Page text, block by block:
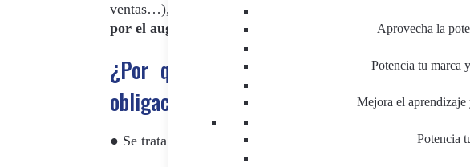
Aprovecha la
Potencia tu marca
Mejora el aprendizaje
Potencia
ventas…),
los laboratorios ven lo digital como una
por el auge imparable de la digitalización.
¿Por qué se ve la digitalización en la
obligación?
● Se trata de un proceso de implementación lento y poco